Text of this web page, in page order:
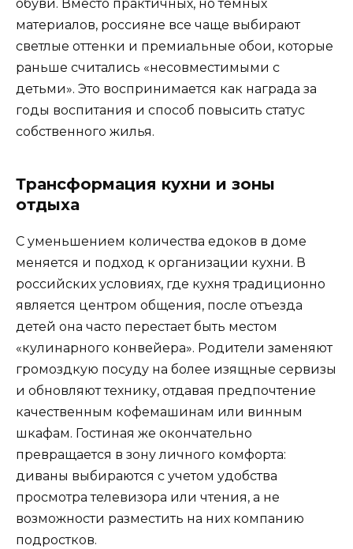
обуви. Вместо практичных, но темных
материалов, россияне все чаще выбирают
светлые оттенки и премиальные обои, которые
раньше считались «несовместимыми с
детьми». Это воспринимается как награда за
годы воспитания и способ повысить статус
собственного жилья.
Трансформация кухни и зоны
отдыха
С уменьшением количества едоков в доме
меняется и подход к организации кухни. В
российских условиях, где кухня традиционно
является центром общения, после отъезда
детей она часто перестает быть местом
«кулинарного конвейера». Родители заменяют
громоздкую посуду на более изящные сервизы
и обновляют технику, отдавая предпочтение
качественным кофемашинам или винным
шкафам. Гостиная же окончательно
превращается в зону личного комфорта:
диваны выбираются с учетом удобства
просмотра телевизора или чтения, а не
возможности разместить на них компанию
подростков.